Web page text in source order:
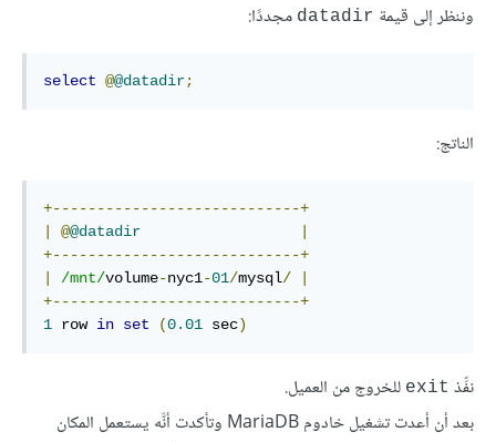
وننظر إلى قيمة datadir مجددًا:
select @@datadir;
الناتج:
+----------------------------+
@@datadir
+----------------------------+
/mnt/volume-nyc1-01/mysql/
+----------------------------+
1 row in set (0.01 sec)
نفِّذ exit للخروج من العميل.
بعد أن أعدت تشغيل خادوم MariaDB وتأكدت أنَّه يستعمل المكان